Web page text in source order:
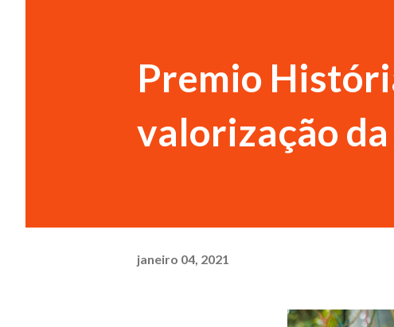
Premio
valorização
janeiro 04, 2021